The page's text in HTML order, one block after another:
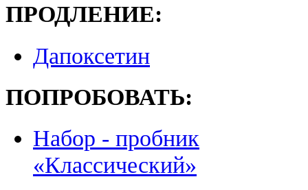
ПРОДЛЕНИЕ:
Дапоксетин
ПОПРОБОВАТЬ:
Набор - пробник
«Классический»